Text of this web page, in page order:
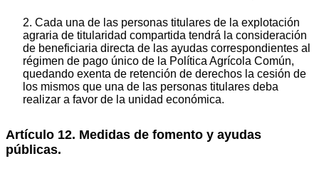
2. Cada una de las personas titulares de la explotación
agraria de titularidad compartida tendrá la consideración
de beneficiaria directa de las ayudas correspondientes al
régimen de pago único de la Política Agrícola Común,
quedando exenta de retención de derechos la cesión de
los mismos que una de las personas titulares deba
realizar a favor de la unidad económica.
Artículo 12. Medidas de fomento y ayudas
públicas.